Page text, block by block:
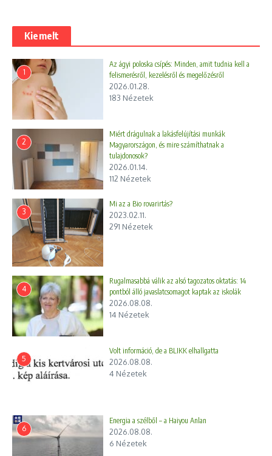
Kiemelt
1
Az ágyi poloska csípés: Minden, amit tudnia kell a
felismerésről, kezelésről és megelőzésről
2026.01.28.
183 Nézetek
2
Miért drágulnak a lakásfelújítási munkák
Magyarországon, és mire számíthatnak a
tulajdonosok?
2026.01.14.
112 Nézetek
3
Mi az a Bio rovarirtás?
2023.02.11.
291 Nézetek
4
Rugalmasabbá válik az alsó tagozatos oktatás: 14
pontból álló javaslatcsomagot kaptak az iskolák
2026.08.08.
14 Nézetek
5
Volt információ, de a BLIKK elhallgatta
2026.08.08.
4 Nézetek
6
Energia a szélből – a Haiyou Anlan
2026.08.08.
6 Nézetek